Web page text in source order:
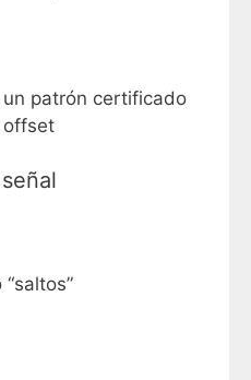
patrón certificado
offset